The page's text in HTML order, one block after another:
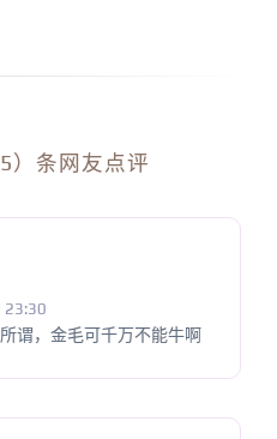
）条网友点评
23:30
谓，金毛可千万不能牛啊